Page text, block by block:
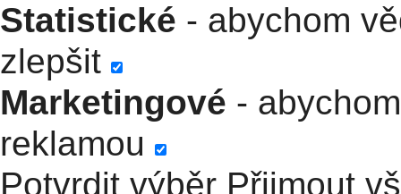
Statistické - abychom
zlepšit
Marketingové -
reklamou
Potvrdit výběr Přijmout